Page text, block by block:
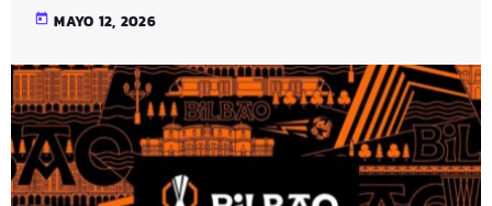
today MAYO 12, 2026